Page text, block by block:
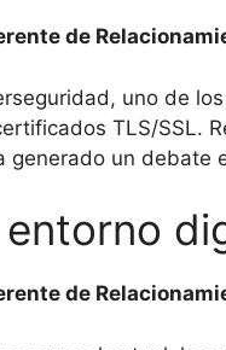
de
uno de
TLS/SSL.
generado un debate
de